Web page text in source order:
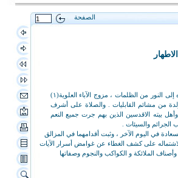
الصفحة
الحمد لله خالق الارضين والسماوات ، وسامك المسموكات ، وداحي المدحوات ومخرج عباده إلى النور من الظلمات ، مزوج الآباء العلوية(١)
الانواع المتوالدة والمتولدة من مشائم القابليات . والصلاة على أشرف
، محمد المصطفى وأهل بيته الاقدسين الذين بهم جرت جميع النعم
والسيئات .
في اليوم الآخر ، وثبت أقدامهما في المزالق
لاشتماله على كشف الغطاء عن غوامض أسرار الآيات
الملائكة و الكواكب والنجوم وصفاتها